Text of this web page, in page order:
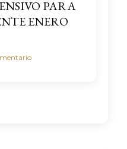
PARA
ENERO